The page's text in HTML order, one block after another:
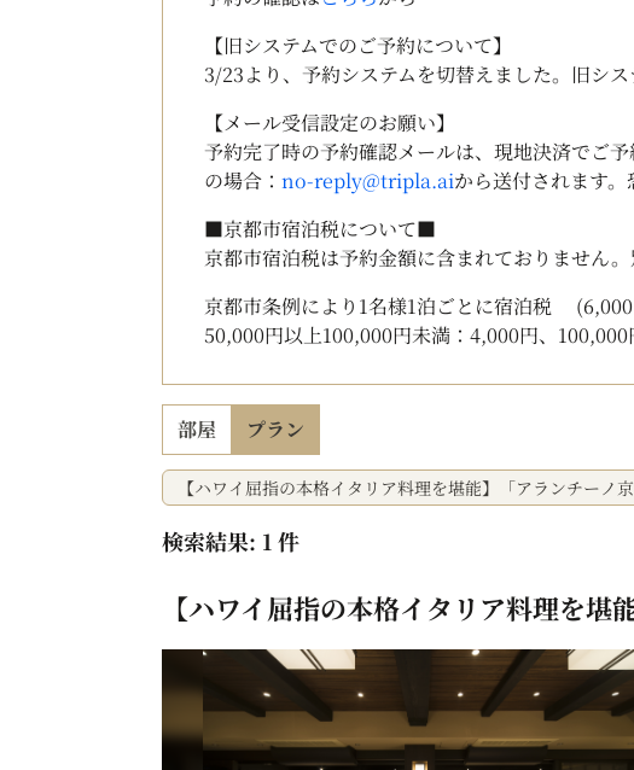
【旧システムでのご予約について】
3/23より、予約システムを切替えました。旧シス
【メール受信設定のお願い】
予約完了時の予約確認メールは、現地決済でご
の場合：no-reply@tripla.aiから送付されます。
■京都市宿泊税について■
京都市宿泊税は予約金額に含まれておりません。
京都市条例により1名様1泊ごとに宿泊税 (6,000
50,000円以上100,000円未満：4,000円、100,000
部屋 プラン
【ハワイ屈指の本格イタリア料理を堪能】「アランチーノ
検索結果: 1 件
【ハワイ屈指の本格イタリア料理を